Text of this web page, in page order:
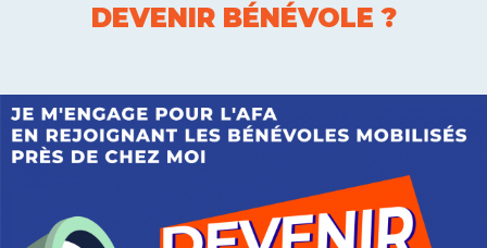
DEVENIR BÉNÉVOLE ?